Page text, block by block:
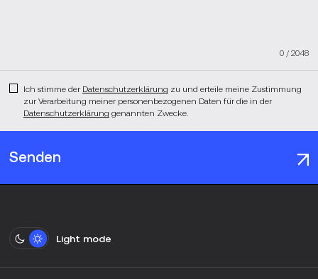
0 /2048
Ich stimme der Datenschutzerklärung zu und erteile meine Zustimmung
zur Verarbeitung meiner personenbezogenen Daten für die in der
Datenschutzerklärung genannten Zwecke.
Senden
Light mode